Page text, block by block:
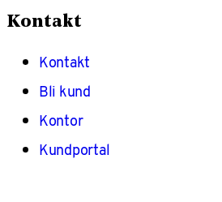
Kontakt
Kontakt
Bli kund
Kontor
Kundportal